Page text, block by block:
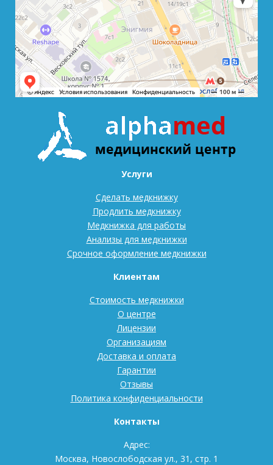
Услуги
Сделать медкнижку
Продлить медкнижку
Медкнижка для работы
Анализы для медкнижки
Срочное оформление медкнижки
Клиентам
Стоимость медкнижки
О центре
Лицензии
Организациям
Доставка и оплата
Гарантии
Отзывы
Политика конфиденциальности
Контакты
Адрес:
Москва, Новослободская ул., 31, стр. 1